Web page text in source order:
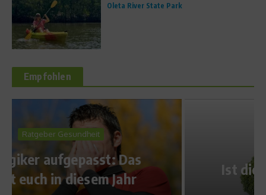
Oleta River State Park
Empfohlen
Ist die Schroth Kur gesund?
25. Juni 2010